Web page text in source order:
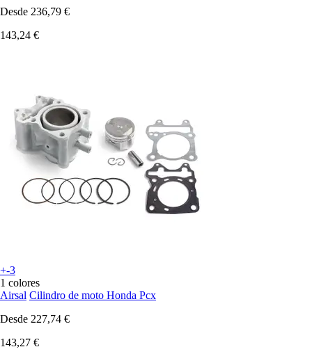
Desde 236,79 €
143,24 €
+-3
1 colores
Airsal Cilindro de moto Honda Pcx
Desde 227,74 €
143,27 €